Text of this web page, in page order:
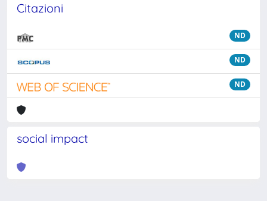
Citazioni
ND
ND
ND
social impact